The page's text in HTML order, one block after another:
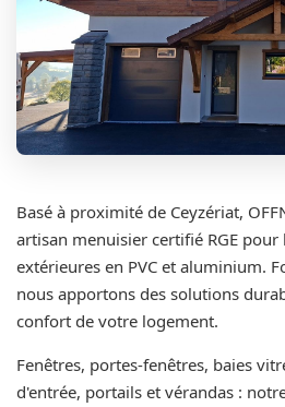
Basé à proximité de Ceyzériat,
artisan menuisier certifié RGE
extérieures en PVC et aluminium.
nous apportons des solutions
confort de votre logement.
Fenêtres, portes-fenêtres, baies
d'entrée, portails et vérandas :